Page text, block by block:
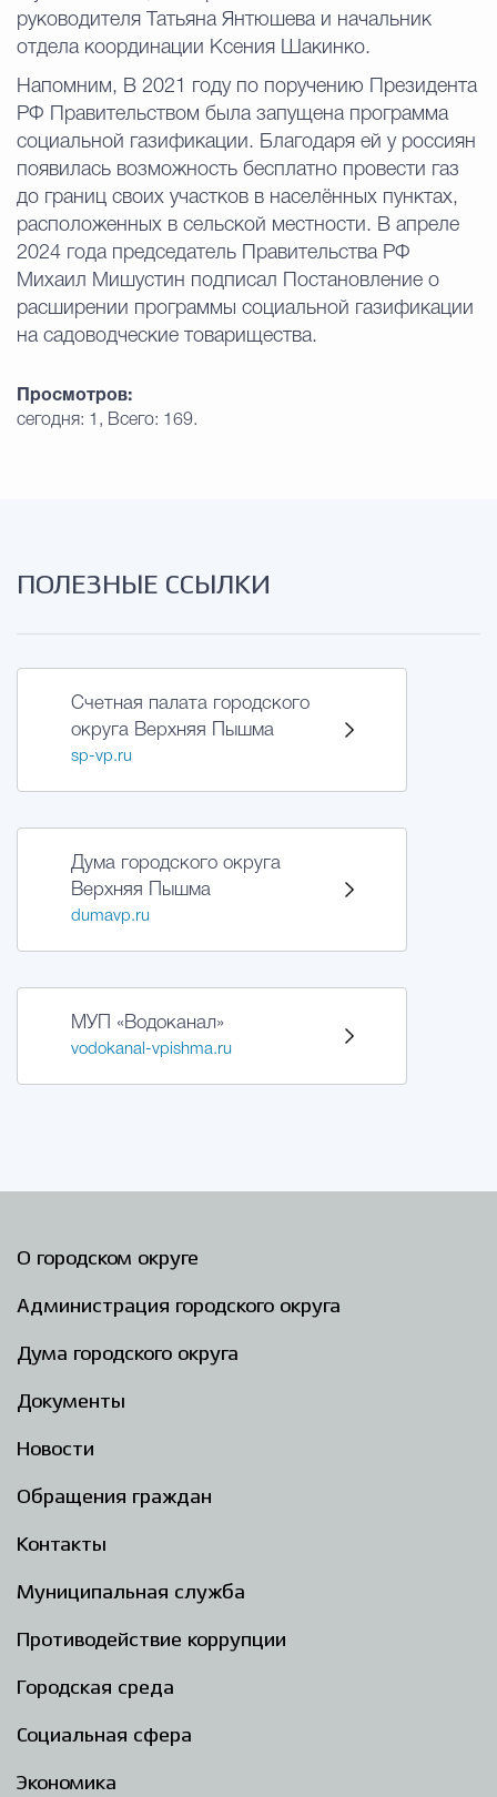
руководителя Татьяна Янтюшева и начальник
отдела координации Ксения Шакинко.
Напомним, В 2021 году по поручению Президента
РФ Правительством была запущена программа
социальной газификации. Благодаря ей у россиян
появилась возможность бесплатно провести газ
до границ своих участков в населённых пунктах,
расположенных в сельской местности. В апреле
2024 года председатель Правительства РФ
Михаил Мишустин подписал Постановление о
расширении программы социальной газификации
на садоводческие товарищества.
Просмотров:
сегодня: 1, Всего: 169.
ПОЛЕЗНЫЕ ССЫЛКИ
Счетная палата городского
округа Верхняя Пышма
sp-vp.ru
Дума городского округа
Верхняя Пышма
dumavp.ru
МУП «Водоканал»
vodokanal-vpishma.ru
О городском округе
Администрация городского округа
Дума городского округа
Документы
Новости
Обращения граждан
Контакты
Муниципальная служба
Противодействие коррупции
Городская среда
Социальная сфера
Экономика